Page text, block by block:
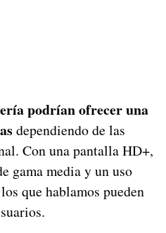
podrían ofrecer una
dependiendo de las
Con una pantalla HD+,
gama media y un uso
que hablamos pueden